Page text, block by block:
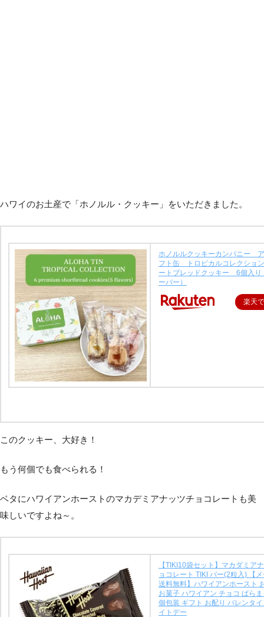
ハワイのお土産で「ホノルル・クッキー」をいただきました。
ホノルルクッキーカンパニー
フト缶 トロピカルコレクショ
ートブレッドクッキー 6個入り
ーバー）
楽天
このクッキー、大好き！
もう何個でも食べられる！
ベタにハワイアンホーストのマカデミアナッツチョコレートも美
味しいですよね～。
【TIKI10袋セット】マカダミア
ョコレート TIKI バー(2粒入) 【
送料無料】ハワイアンホースト
お菓子 ハワイアン チョコ ばら
個包装 ギフト お配り バレンタ
イトデー